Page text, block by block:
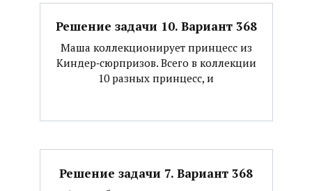
Решение задачи 10. Вариант 368
Маша коллекционирует принцесс из
Киндер‐сюрпризов. Всего в коллекции
10 разных принцесс, и
Решение задачи 7. Вариант 368